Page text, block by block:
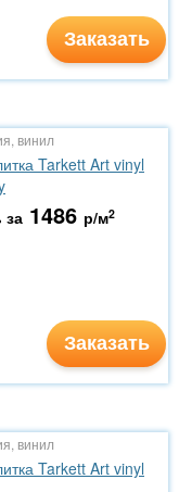
Заказать
винил
Tarkett Art vinyl
за 1486 р/м2
Заказать
винил
Tarkett Art vinyl